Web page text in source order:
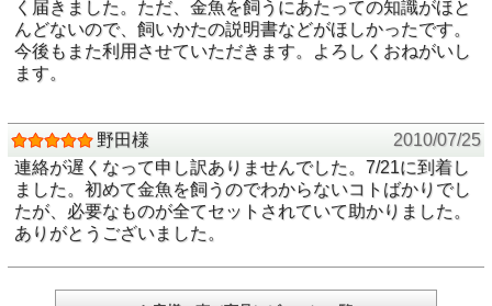
く届きました。ただ、金魚を飼うにあたっての知識がほと
んどないので、飼いかたの説明書などがほしかったです。
今後もまた利用させていただきます。よろしくおねがいし
ます。
野田様
2010/07/25
連絡が遅くなって申し訳ありませんでした。7/21に到着し
ました。初めて金魚を飼うのでわからないコトばかりでし
たが、必要なものが全てセットされていて助かりました。
ありがとうございました。